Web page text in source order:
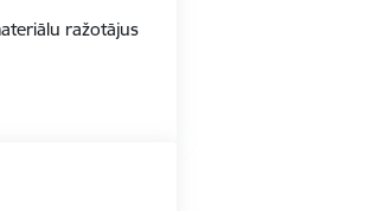
ražotājus